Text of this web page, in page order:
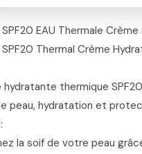
EAU Thermale
SPF20 Thermal Crème
hydratante thermique
peau, hydratation et
la soif de votre peau